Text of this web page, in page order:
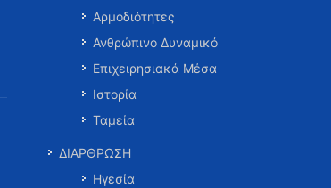
Αρμοδιότητες
Ανθρώπινο Δυναμικό
Επιχειρησιακά Μέσα
Ιστορία
Ταμεία
ΔΙΑΡΘΡΩΣΗ
Ηγεσία